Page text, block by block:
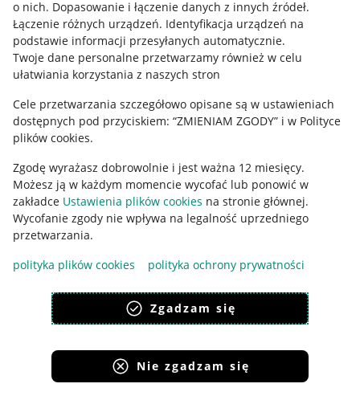
o nich. Dopasowanie i łączenie danych z innych źródeł.
Łączenie różnych urządzeń. Identyfikacja urządzeń na
podstawie informacji przesyłanych automatycznie.
Twoje dane personalne przetwarzamy również w celu
ułatwiania korzystania z naszych stron
Cele przetwarzania szczegółowo opisane są w ustawieniach
dostępnych pod przyciskiem: “ZMIENIAM ZGODY” i w Polityce
plików cookies.
Zgodę wyrażasz dobrowolnie i jest ważna 12 miesięcy.
Możesz ją w każdym momencie wycofać lub ponowić w
zakładce Ustawienia plików cookies na stronie głównej.
Wycofanie zgody nie wpływa na legalność uprzedniego
przetwarzania.
polityka plików cookies
polityka ochrony prywatności
Zgadzam się
Nie zgadzam się
Ustawienia plików "cookies"
Udostępnianie lokalizacji
Informacje dla Aktu o Usługach Cyfrowych
Pobierz aplikację
Korzystanie z serwisu oznacza akceptację